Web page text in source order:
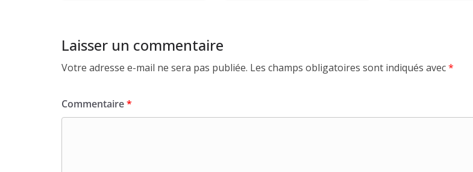
Laisser un commentaire
Votre adresse e-mail ne sera pas publiée. Les champs obligatoires sont indiqués avec*
Commentaire*